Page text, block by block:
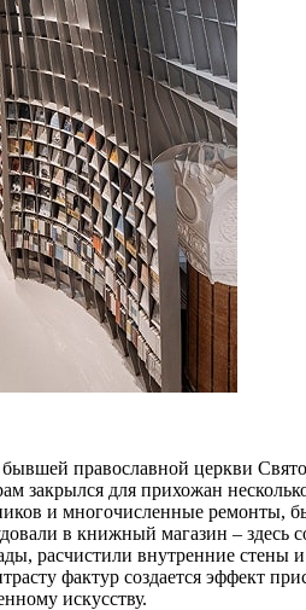
православной церкви
закрылся для прихожан
и многочисленные ремонты,
в книжный магазин –
расчистили внутренние
фактур создается эффект
искусству.